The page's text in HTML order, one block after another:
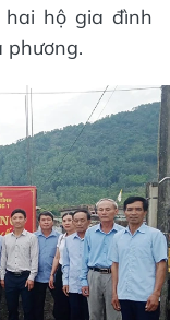
hai hộ gia đình
phương.